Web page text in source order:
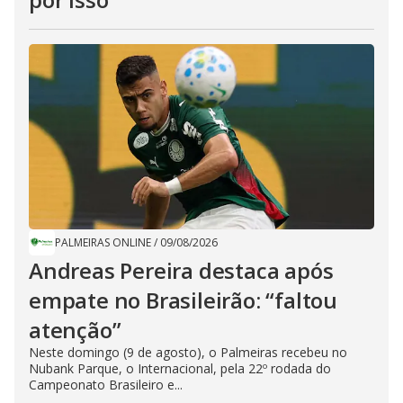
PALMEIRAS ONLINE/ 09/08/2026
Andreas Pereira destaca após
empate no Brasileirão: “faltou
atenção”
Neste domingo (9 de agosto), o Palmeiras recebeu no
Nubank Parque, o Internacional, pela 22º rodada do
Campeonato Brasileiro e...